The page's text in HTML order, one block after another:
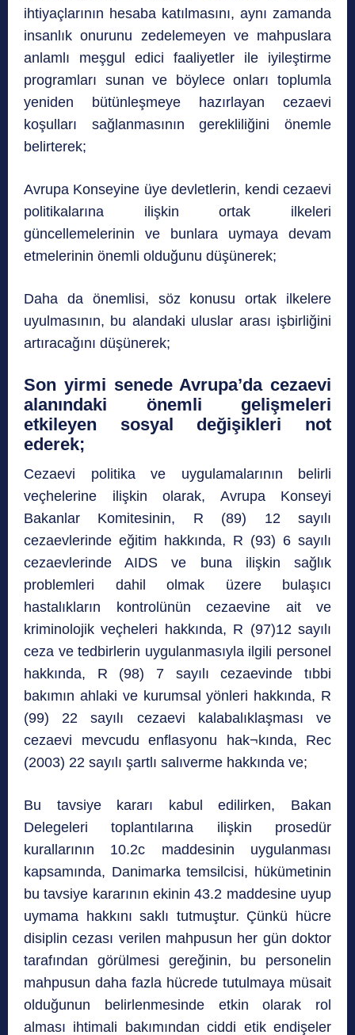
ihtiyaçlarının hesaba katılmasını, aynı zamanda
insanlık onurunu zedelemeyen ve mahpuslara
anlamlı meşgul edici faaliyetler ile iyileştirme
programları sunan ve böylece onları toplumla
yeniden bütünleşmeye hazırlayan cezaevi
koşulları sağlanmasının gerekliliğini önemle
belirterek;
Avrupa Konseyine üye devletlerin, kendi cezaevi
politikalarına ilişkin ortak ilkeleri
güncellemelerinin ve bunlara uymaya devam
etmelerinin önemli olduğunu düşünerek;
Daha da önemlisi, söz konusu ortak ilkelere
uyulmasının, bu alandaki uluslar arası işbirliğini
artıracağını düşünerek;
Son yirmi senede Avrupa’da cezaevi
alanındaki önemli gelişmeleri
etkileyen sosyal değişikleri not
ederek;
Cezaevi politika ve uygulamalarının belirli
veçhelerine ilişkin olarak, Avrupa Konseyi
Bakanlar Komitesinin, R (89) 12 sayılı
cezaevlerinde eğitim hakkında, R (93) 6 sayılı
cezaevlerinde AIDS ve buna ilişkin sağlık
problemleri dahil olmak üzere bulaşıcı
hastalıkların kontrolünün cezaevine ait ve
kriminolojik veçheleri hakkında, R (97)12 sayılı
ceza ve tedbirlerin uygulanmasıyla ilgili personel
hakkında, R (98) 7 sayılı cezaevinde tıbbi
bakımın ahlaki ve kurumsal yönleri hakkında, R
(99) 22 sayılı cezaevi kalabalıklaşması ve
cezaevi mevcudu enflasyonu hak¬kında, Rec
(2003) 22 sayılı şartlı salıverme hakkında ve;
Bu tavsiye kararı kabul edilirken, Bakan
Delegeleri toplantılarına ilişkin prosedür
kurallarının 10.2c maddesinin uygulanması
kapsamında, Danimarka temsilcisi, hükümetinin
bu tavsiye kararının ekinin 43.2 maddesine uyup
uymama hakkını saklı tutmuştur. Çünkü hücre
disiplin cezası verilen mahpusun her gün doktor
tarafından görülmesi gereğinin, bu personelin
mahpusun daha fazla hücrede tutulmaya müsait
olduğunun belirlenmesinde etkin olarak rol
alması ihtimali bakımından ciddi etik endişeler